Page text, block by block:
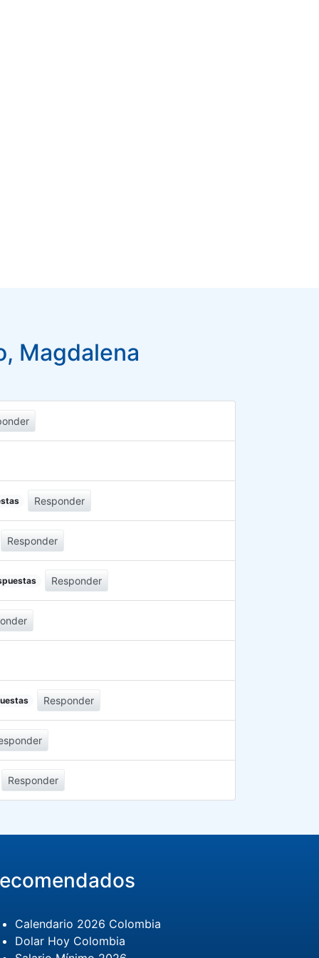
Magdalena
Responder
Responder
Responder
Responder
Responder
Calendario 2026 Colombia
Dolar Hoy Colombia